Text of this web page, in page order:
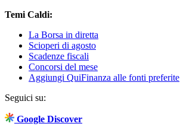
Temi Caldi:
La Borsa in diretta
Scioperi di agosto
Scadenze fiscali
Concorsi del mese
Aggiungi QuiFinanza alle fonti preferite
Seguici su:
Google Discover